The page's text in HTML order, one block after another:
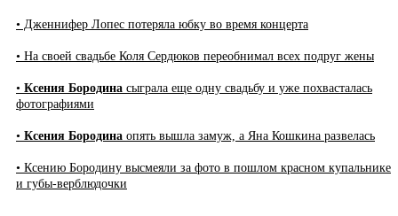
• Дженнифер Лопес потеряла юбку во время концерта
• На своей свадьбе Коля Сердюков переобнимал всех подруг жены
• Ксения Бородина сыграла еще одну свадьбу и уже похвасталась
фотографиями
• Ксения Бородина опять вышла замуж, а Яна Кошкина развелась
• Ксению Бородину высмеяли за фото в пошлом красном купальнике
и губы-верблюдочки